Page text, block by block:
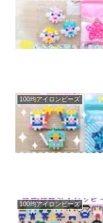
100均アイロンビーズ
100均アイロンビーズ